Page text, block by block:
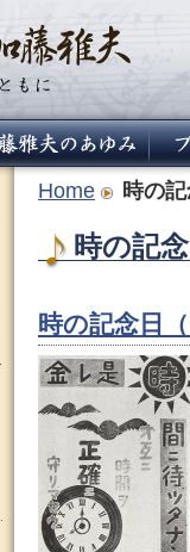
Home 時の
時の記
時の記念日